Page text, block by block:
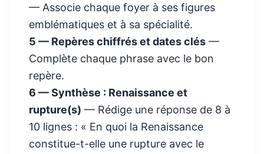
— Associe chaque foyer à ses figures
emblématiques et à sa spécialité.
5 — Repères chiffrés et dates clés —
Complète chaque phrase avec le bon
repère.
6 — Synthèse : Renaissance et
rupture(s) — Rédige une réponse de 8 à
10 lignes : « En quoi la Renaissance
constitue-t-elle une rupture avec le